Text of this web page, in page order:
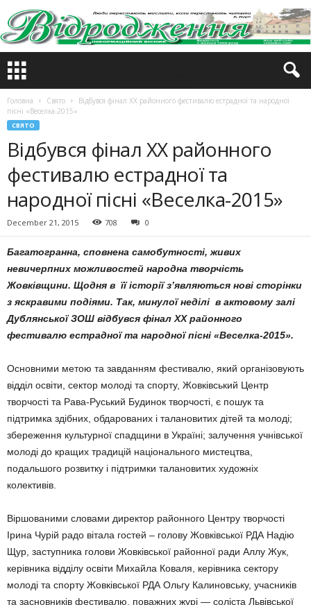
Головна Свято
Відбувся фінал ХХ районного фестивалю естрадної та народної
пісні «Веселка-2015»
СВЯТО
Відбувся фінал ХХ районного
фестивалю естрадної та
народної пісні «Веселка-2015»
December 21, 2015 708 0
Багатогранна, сповнена самобутності, живих
невичерпних можливостей народна творчість
Жовківщини. Щодня в її історії з’являються нові сторінки
з яскравими подіями. Так, минулої неділі в актовому залі
Дублянської ЗОШ відбувся фінал ХХ районного
фестивалю естрадної та народної пісні «Веселка-2015».
Основними метою та завданням фестивалю, який організовують
відділ освіти, сектор молоді та спорту, Жовківський Центр
творчості та Рава-Руський Будинок творчості, є пошук та
підтримка здібних, обдарованих і талановитих дітей та молоді;
збереження культурної спадщини в Україні; залучення учнівської
молоді до кращих традицій національного мистецтва,
подальшого розвитку і підтримки талановитих художніх
колективів.
Віршованими словами директор районного Центру творчості
Ірина Чурій радо вітала гостей – голову Жовківської РДА Надію
Щур, заступника голови Жовківської районної ради Аллу Жук,
керівника відділу освіти Михайла Коваля, керівника сектору
молоді та спорту Жовківської РДА Ольгу Калиновську, учасників
та засновників фестивалю, поважних журі — соліста Львівської